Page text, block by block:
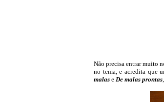
Não precisa entrar muito
no tema, e acredita que
malas e De malas prontas